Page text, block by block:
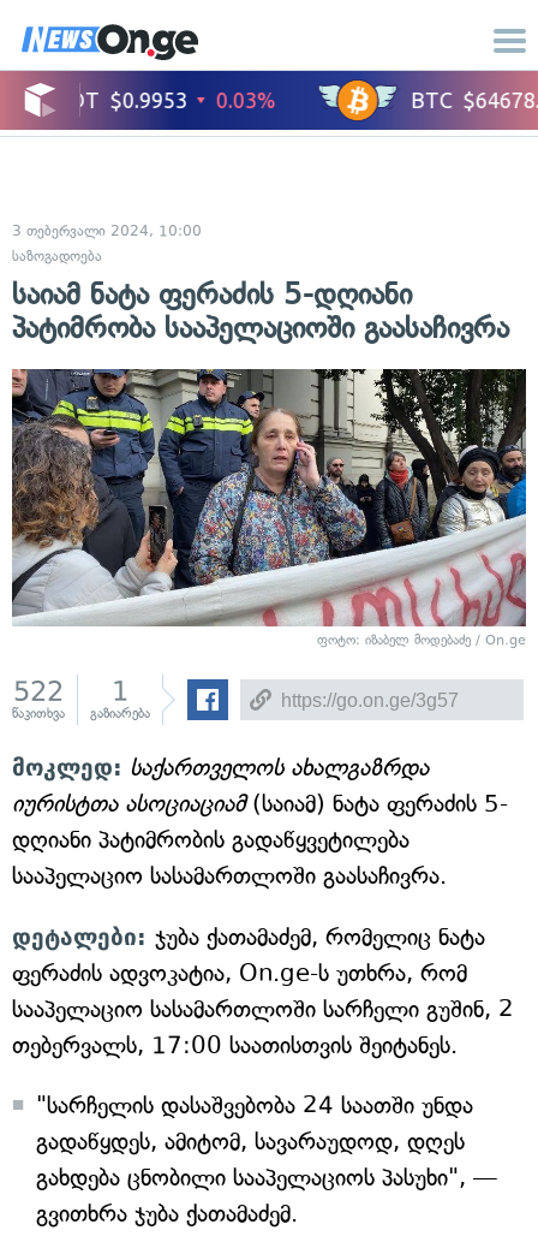
3 თებერვალი 2024, 10:00
საზოგადოება
საიამ ნატა ფერაძის 5-დღიანი
პატიმრობა სააპელაციოში გაასაჩივრა
ფოტო: იზაბელ მოდებაძე / On.ge
522
წაკითხვა
1
გაზიარება
მოკლედ: საქართველოს ახალგაზრდა
იურისტთა ასოციაციამ(საიამ) ნატა ფერაძის 5-
დღიანი პატიმრობის გადაწყვეტილება
სააპელაციო სასამართლოში გაასაჩივრა.
დეტალები: ჯუბა ქათამაძემ, რომელიც ნატა
ფერაძის ადვოკატია, On.ge-ს უთხრა, რომ
სააპელაციო სასამართლოში სარჩელი გუშინ, 2
თებერვალს, 17:00 საათისთვის შეიტანეს.
"სარჩელის დასაშვებობა 24 საათში უნდა
გადაწყდეს, ამიტომ, სავარაუდოდ, დღეს
გახდება ცნობილი სააპელაციოს პასუხი", —
გვითხრა ჯუბა ქათამაძემ.